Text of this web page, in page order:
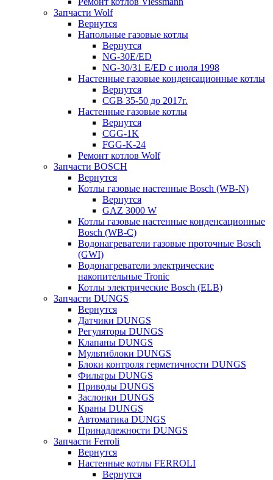
Запчасти Wolf
Вернутся
Напольные газовые котлы
Вернутся
NG-30E/ED
NG-30/31 E/ED с июля 1998
Настенные газовые конденсационные котлы
Вернутся
CGB 35-50 до 2017г.
Настенные газовые котлы
Вернутся
CGG-1K
FGG-K-24
Ремонт котлов Wolf
Запчасти BOSCH
Вернутся
Котлы газовые настенные Bosch (WB-N)
Вернутся
GAZ 3000 W
Котлы газовые настенные конденсационные
Bosch (WB-C)
Водонагреватели газовые проточные Bosch
(GWI)
Водонагреватели электрические
накопительные Tronic
Котлы электрические Bosch (ELB)
Запчасти DUNGS
Вернутся
Датчики DUNGS
Регуляторы DUNGS
Клапаны DUNGS
Мультиблоки DUNGS
Блоки контроля герметичности DUNGS
Фильтры DUNGS
Приводы DUNGS
Заслонки DUNGS
Краны DUNGS
Автоматика DUNGS
Принадлежности DUNGS
Запчасти Ferroli
Вернутся
Настенные котлы FERROLI
Вернутся